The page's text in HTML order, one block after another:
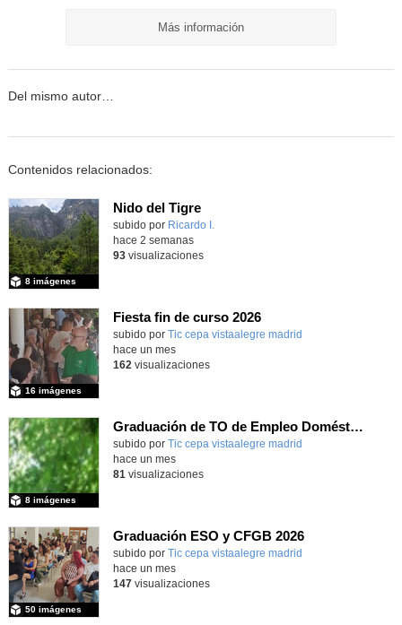
Más información
Del mismo autor…
Contenidos relacionados:
Nido del Tigre
subido por Ricardo I.
8 imágenes
hace 2 semanas
93visualizaciones
Fiesta fin de curso 2026
subido por Tic cepa vistaalegre madrid
16 imágenes
hace un mes
162 visualizaciones
Graduación de TO de Empleo Doméstico
subido por Tic cepa vistaalegre madrid
8 imágenes
hace un mes
81 visualizaciones
Graduación ESO y CFGB 2026
subido por Tic cepa vistaalegre madrid
50 imágenes
hace un mes
147visualizaciones